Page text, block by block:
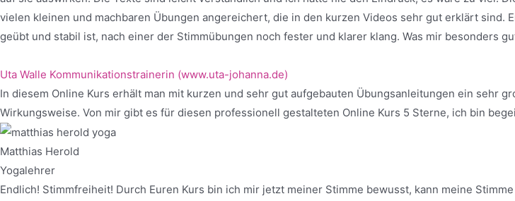
vielen kleinen und machbaren Übungen angereichert, die in den kurzen Videos sehr gut erklärt
geübt und stabil ist, nach einer der Stimmübungen noch fester und klarer klang. Was mir besonders
Uta Walle Kommunikationstrainerin (www.uta-johanna.de)
In diesem Online Kurs erhält man mit kurzen und sehr gut aufgebauten Übungsanleitungen ein sehr
Wirkungsweise. Von mir gibt es für diesen professionell gestalteten Online Kurs 5 Sterne, ich bin
Matthias Herold
Yogalehrer
Endlich! Stimmfreiheit! Durch Euren Kurs bin ich mir jetzt meiner Stimme bewusst, kann meine